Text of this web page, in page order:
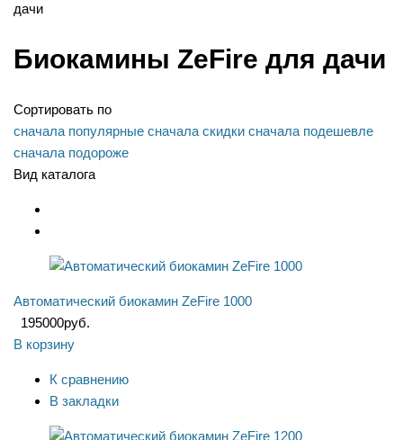
дачи
Биокамины ZeFire для дачи
Сортировать по
сначала популярные сначала скидки сначала подешевле
сначала подороже
Вид каталога
Автоматический биокамин ZeFire 1000
195000руб.
В корзину
К сравнению
В закладки